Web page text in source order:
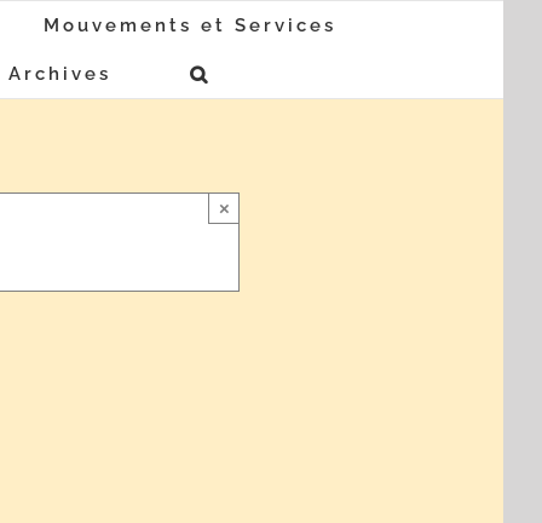
Mouvements et Services
Archives
×